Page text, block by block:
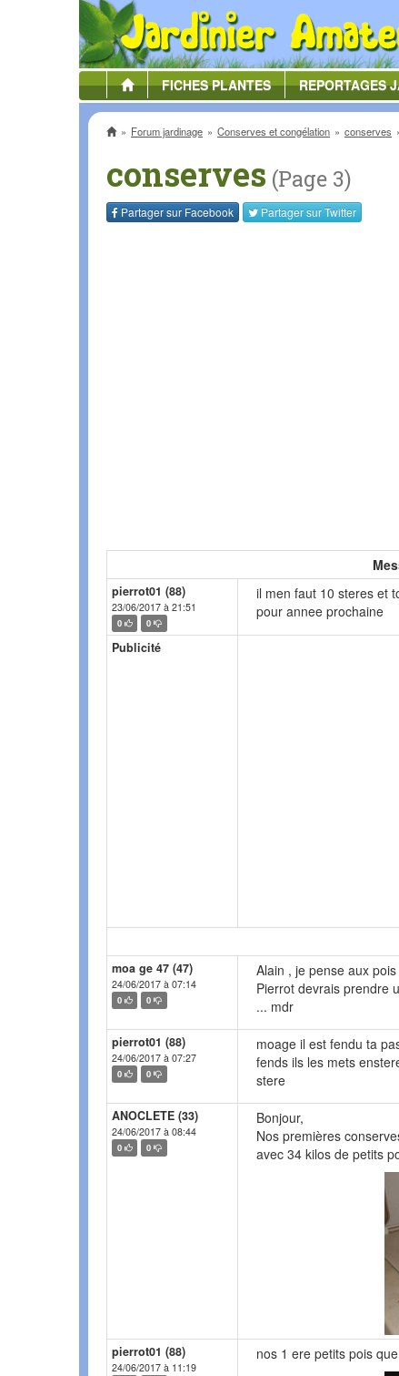
FICHESPLANTES REPORTAGES
AccueilForum jardinage Conserves et congélation conserves
conserves (Page 3)
Partager sur Facebook Partager surTwitter
pierrot01 (88)
23/06/2017 à 21:51
0 0
il men faut 10 steres et
pour annee prochaine
Publicité
moa ge 47 (47)
24/06/2017 à 07:14
0 0
Alain , je pense aux
Pierrot devrais prendre
... mdr
pierrot01 (88)
24/06/2017 à 07:27
0 0
moage il est fendu ta
fends ils les mets
stere
ANOCLETE (33)
24/06/2017 à 08:44
0 0
Bonjour,
Nos premières
avec 34 kilos de petits
pierrot01 (88)
24/06/2017 à 11:19
nos 1 ere petits pois